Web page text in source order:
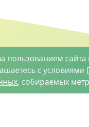
с условиями
, собираемых